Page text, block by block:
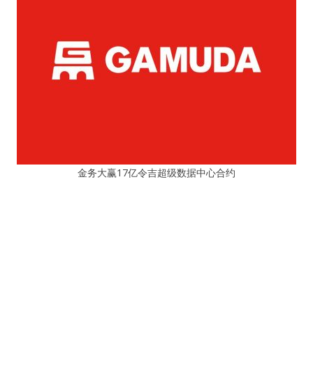
金务大赢17亿令吉超级数据中心合约